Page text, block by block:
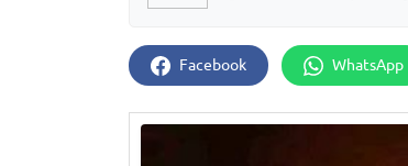
Facebook WhatsApp